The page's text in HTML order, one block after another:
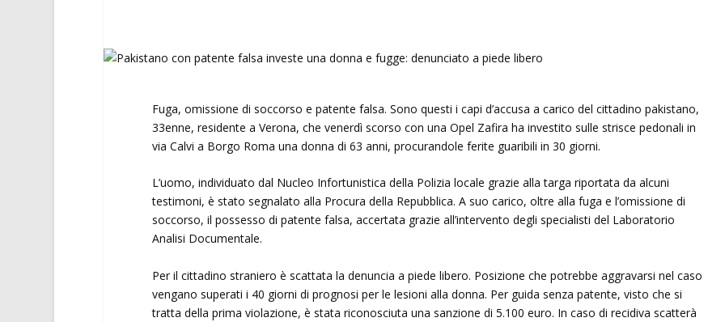
Fuga, omissione di soccorso e patente falsa. Sono questi i capi d’accusa a carico del cittadino pakistano,
33enne, residente a Verona, che venerdì scorso con una Opel Zafira ha investito sulle strisce pedonali in
via Calvi a Borgo Roma una donna di 63 anni, procurandole ferite guaribili in 30 giorni.
L’uomo, individuato dal Nucleo Infortunistica della Polizia locale grazie alla targa riportata da alcuni
testimoni, è stato segnalato alla Procura della Repubblica. A suo carico, oltre alla fuga e l’omissione di
soccorso, il possesso di patente falsa, accertata grazie all’intervento degli specialisti del Laboratorio
Analisi Documentale.
Per il cittadino straniero è scattata la denuncia a piede libero. Posizione che potrebbe aggravarsi nel caso
vengano superati i 40 giorni di prognosi per le lesioni alla donna. Per guida senza patente, visto che si
tratta della prima violazione, è stata riconosciuta una sanzione di 5.100 euro. In caso di recidiva scatterà